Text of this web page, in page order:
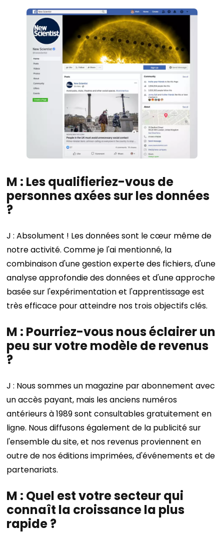
M : Les qualifieriez-vous de
personnes axées sur les données
?
J : Absolument ! Les données sont le cœur même de
notre activité. Comme je l'ai mentionné, la
combinaison d'une gestion experte des fichiers, d'une
analyse approfondie des données et d'une approche
basée sur l'expérimentation et l'apprentissage est
très efficace pour atteindre nos trois objectifs clés.
M : Pourriez-vous nous éclairer un
peu sur votre modèle de revenus
?
J : Nous sommes un magazine par abonnement avec
un accès payant, mais les anciens numéros
antérieurs à 1989 sont consultables gratuitement en
ligne. Nous diffusons également de la publicité sur
l'ensemble du site, et nos revenus proviennent en
outre de nos éditions imprimées, d'événements et de
partenariats.
M : Quel est votre secteur qui
connaît la croissance la plus
rapide ?